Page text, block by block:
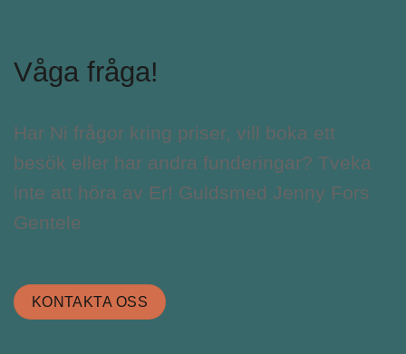
Våga fråga!
Har Ni frågor kring priser, vill boka ett
besök eller har andra funderingar? Tveka
inte att höra av Er! Guldsmed Jenny Fors
Gentele
KONTAKTA OSS